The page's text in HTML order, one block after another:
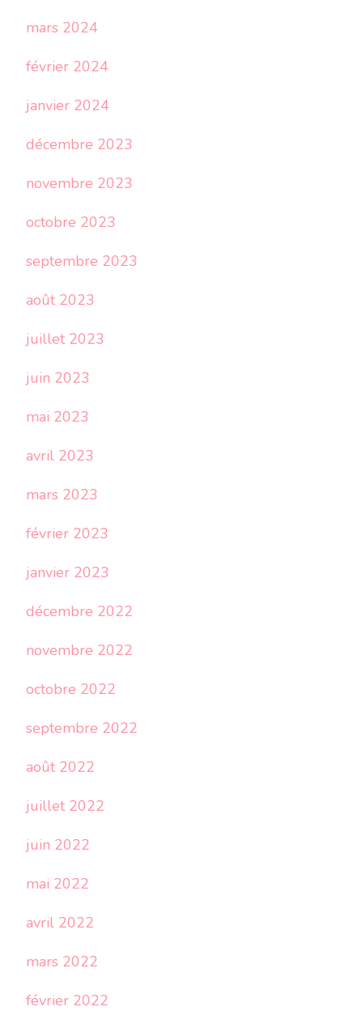
mars 2024
février 2024
janvier 2024
décembre 2023
novembre 2023
octobre 2023
septembre 2023
août 2023
juillet 2023
juin 2023
mai 2023
avril 2023
mars 2023
février 2023
janvier 2023
décembre 2022
novembre 2022
octobre 2022
septembre 2022
août 2022
juillet 2022
juin 2022
mai 2022
avril 2022
mars 2022
février 2022